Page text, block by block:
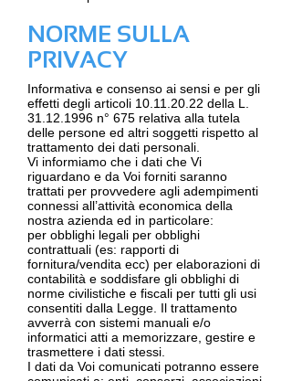
NORME SULLA
PRIVACY
Informativa e consenso ai sensi e per gli
effetti degli articoli 10.11.20.22 della L.
31.12.1996 n° 675 relativa alla tutela
delle persone ed altri soggetti rispetto al
trattamento dei dati personali.
Vi informiamo che i dati che Vi
riguardano e da Voi forniti saranno
trattati per provvedere agli adempimenti
connessi all’attività economica della
nostra azienda ed in particolare:
per obblighi legali per obblighi
contrattuali (es: rapporti di
fornitura/vendita ecc) per elaborazioni di
contabilità e soddisfare gli obblighi di
norme civilistiche e fiscali per tutti gli usi
consentiti dalla Legge. Il trattamento
avverrà con sistemi manuali e/o
informatici atti a memorizzare, gestire e
trasmettere i dati stessi.
I dati da Voi comunicati potranno essere